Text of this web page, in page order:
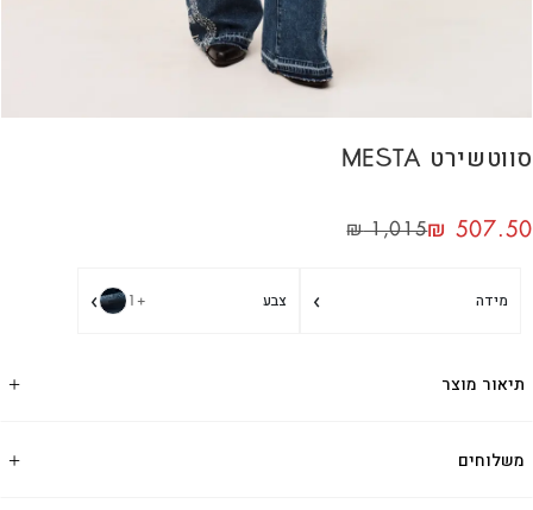
סווטשירט MESTA
₪1,015₪ 507.50
מידה › צבע +1
›
תיאור מוצר
משלוחים